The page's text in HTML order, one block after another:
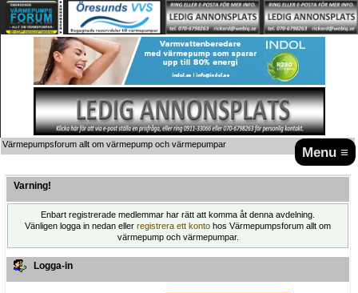
Menu ≡
Värmepumpsforum allt om värmepump och värmepumpar
Varning!
Enbart registrerade medlemmar har rätt att komma åt denna avdelning.
Vänligen logga in nedan eller registrera ett konto hos Värmepumpsforum allt om
värmepump och värmepumpar.
Logga-in